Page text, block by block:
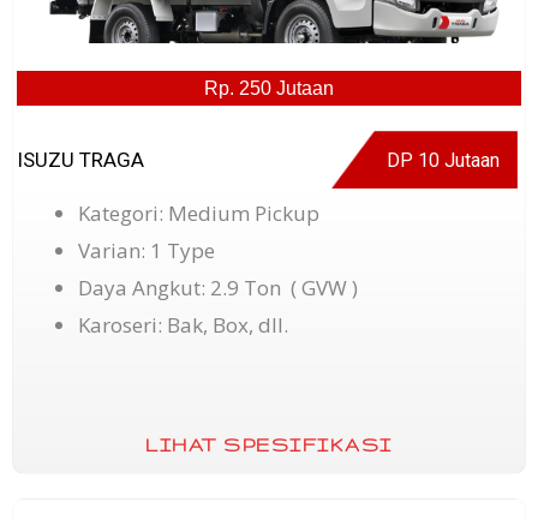
Rp. 250 Jutaan
ISUZU TRAGA DP 10 Jutaan
Kategori: Medium Pickup
Varian: 1 Type
Daya Angkut: 2.9 Ton ( GVW )
Karoseri: Bak, Box, dll.
LIHAT SPESIFIKASI